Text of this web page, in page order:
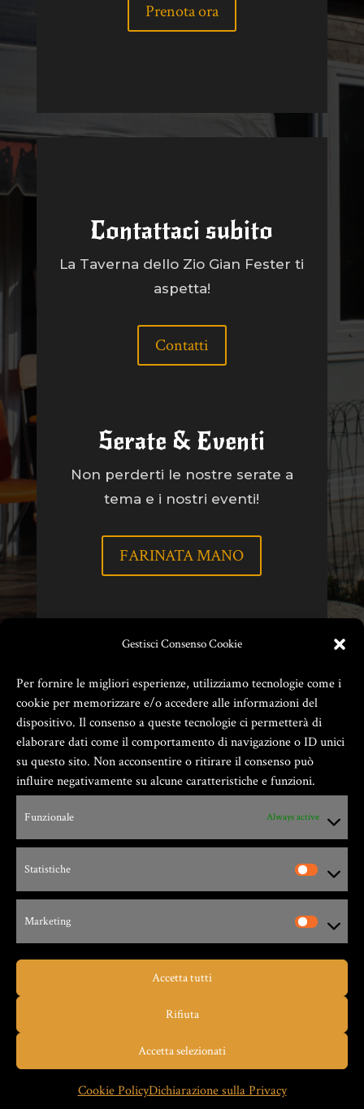
Gestisci Consenso Cookie
Per fornire le migliori esperienze, utilizziamo tecnologie come i
cookie per memorizzare e/o accedere alle informazioni del
dispositivo. Il consenso a queste tecnologie ci permetterà di
elaborare dati come il comportamento di navigazione o ID unici
su questo sito. Non acconsentire o ritirare il consenso può
influire negativamente su alcune caratteristiche e funzioni.
Funzionale Always active
Statistiche
Marketing
Accetta tutti
Rifiuta
Accetta selezionati
Cookie PolicyDichiarazione sulla Privacy
Prenota ora
Contattaci subito
La Taverna dello Zio Gian Fester ti
aspetta!
Contatti
Serate & Eventi
Non perderti le nostre serate a
tema e i nostri eventi!
FARINATA MANO
Zio Gian Fester ® GIANFESTER S.a.S. –
P.Iva 01805540091
Via G. Leopardi, 9 – 17047 – Vado Ligure (SV)
Restaurant Guru